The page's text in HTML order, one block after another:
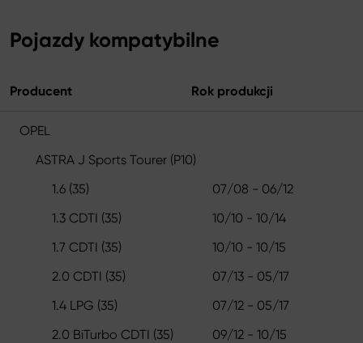
Pojazdy kompatybilne
Producent Rok produkcji
OPEL
ASTRA J Sports Tourer (P10)
1.6 (35)
07/08 - 06/12
1.3 CDTI (35)
10/10 - 10/14
1.7 CDTI (35)
10/10 - 10/15
2.0 CDTI (35)
07/13 - 05/17
1.4 LPG (35)
07/12 - 05/17
2.0 BiTurbo CDTI (35)
09/12 - 10/15